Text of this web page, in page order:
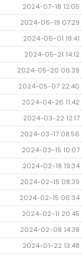
2024-07-18 12:05
2024-06-19 07:29
2024-06-01 18:41
2024-05-21 14:12
2024-05-20 06:39
2024-05-07 22:40
2024-04-26 11:42
2024-03-22 12:17
2024-03-17 08:56
2024-03-15 10:07
2024-02-18 19:34
2024-02-15 08:39
2024-02-15 06:34
2024-02-11 20:45
2024-02-08 14:38
2024-01-22 13:48